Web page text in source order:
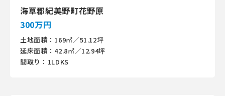
海草郡紀美野町花野原
300万円
土地面積：169㎡／51.12坪
延床面積：42.8㎡／12.94坪
間取り：1LDKS